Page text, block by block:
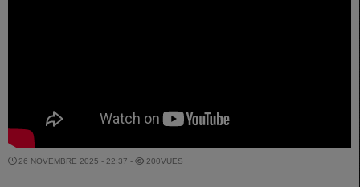
26 NOVEMBRE 2025 - 22:37 - 200VUES